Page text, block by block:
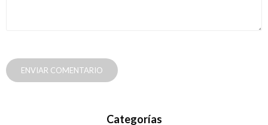
ENVIAR COMENTARIO
Categorías